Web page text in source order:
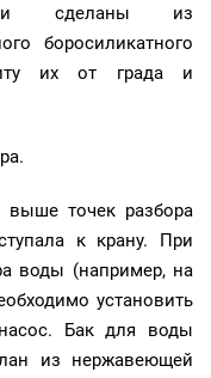
сделаны из
боросиликатного
их от града и
точек разбора
к крану. При
воды (например, на
установить
Бак для воды
из нержавеющей